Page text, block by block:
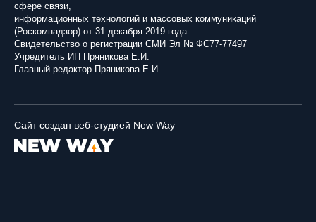
сфере связи,
информационных технологий и массовых коммуникаций
(Роскомнадзор) от 31 декабря 2019 года.
Свидетельство о регистрации СМИ Эл № ФС77-77497
Учредитель ИП Пряникова Е.И.
Главный редактор Пряникова Е.И.
Сайт создан веб-студией New Way